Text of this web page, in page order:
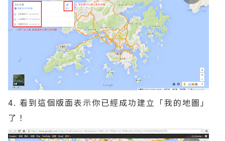
4. 看到這個版面表示你已經成功建立「我的地圖」
了！